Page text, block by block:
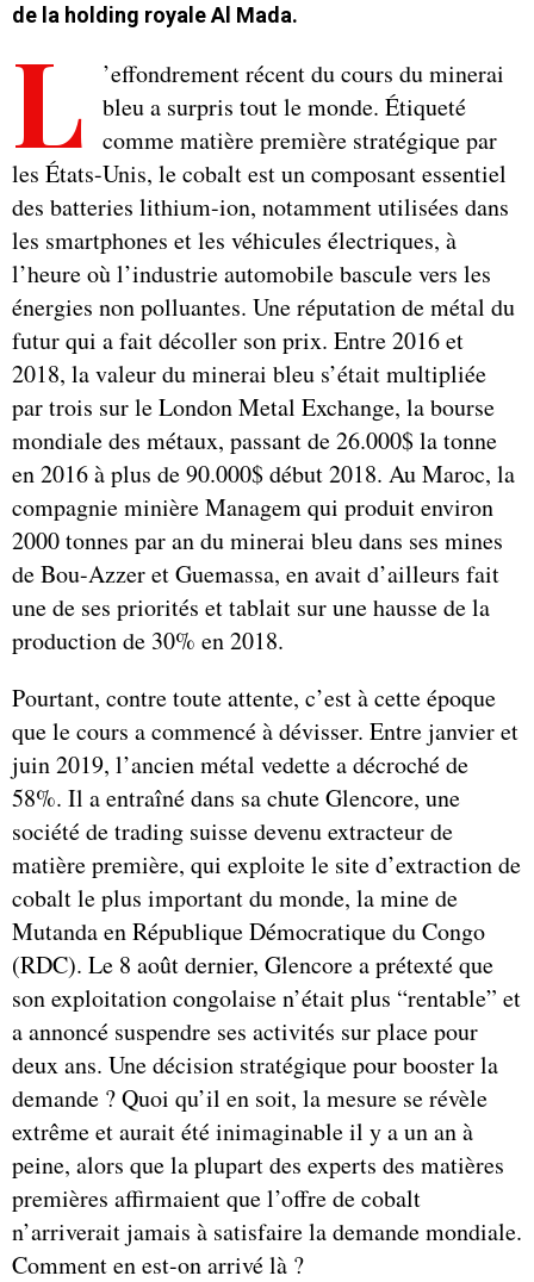
de la holding royale Al Mada.
L
’effondrement récent du cours du minerai
bleu a surpris tout le monde. Étiqueté
comme matière première stratégique par
les États-Unis, le cobalt est un composant essentiel
des batteries lithium-ion, notamment utilisées dans
les smartphones et les véhicules électriques, à
l’heure où l’industrie automobile bascule vers les
énergies non polluantes. Une réputation de métal du
futur qui a fait décoller son prix. Entre 2016 et
2018, la valeur du minerai bleu s’était multipliée
par trois sur le London Metal Exchange, la bourse
mondiale des métaux, passant de 26.000$ la tonne
en 2016 à plus de 90.000$ début 2018. Au Maroc, la
compagnie minière Managem qui produit environ
2000 tonnes par an du minerai bleu dans ses mines
de Bou-Azzer et Guemassa, en avait d’ailleurs fait
une de ses priorités et tablait sur une hausse de la
production de 30% en 2018.
Pourtant, contre toute attente, c’est à cette époque
que le cours a commencé à dévisser. Entre janvier et
juin 2019, l’ancien métal vedette a décroché de
58%. Il a entraîné dans sa chute Glencore, une
société de trading suisse devenu extracteur de
matière première, qui exploite le site d’extraction de
cobalt le plus important du monde, la mine de
Mutanda en République Démocratique du Congo
(RDC). Le 8 août dernier, Glencore a prétexté que
son exploitation congolaise n’était plus “rentable” et
a annoncé suspendre ses activités sur place pour
deux ans. Une décision stratégique pour booster la
demande ? Quoi qu’il en soit, la mesure se révèle
extrême et aurait été inimaginable il y a un an à
peine, alors que la plupart des experts des matières
premières affirmaient que l’offre de cobalt
n’arriverait jamais à satisfaire la demande mondiale.
Comment en est-on arrivé là ?